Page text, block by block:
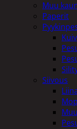
Muu
Paperit
Siivous